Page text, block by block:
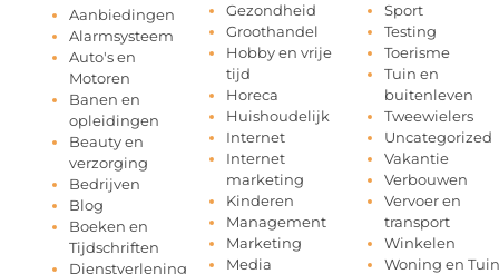
Aanbiedingen
Alarmsysteem
Auto's en
Motoren
Banen en
opleidingen
Beauty en
verzorging
Bedrijven
Blog
Boeken en
Tijdschriften
Dienstverlening
Gezondheid
Groothandel
Hobby en vrije
tijd
Horeca
Huishoudelijk
Internet
Internet
marketing
Kinderen
Management
Marketing
Media
Sport
Testing
Toerisme
Tuin en
buitenleven
Tweewielers
Uncategorized
Vakantie
Verbouwen
Vervoer en
transport
Winkelen
Woning en Tuin